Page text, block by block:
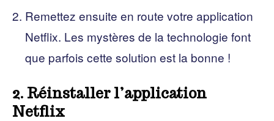
Remettez ensuite en route votre application
Netflix. Les mystères de la technologie font
que parfois cette solution est la bonne !
2. Réinstaller l’application
Netflix